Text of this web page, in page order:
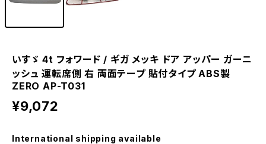
いすゞ 4t フォワード / ギガ メッキ ドア アッパー ガーニ
ッシュ 運転席側 右 両面テープ 貼付タイプ ABS製
ZERO AP-T031
¥9,072
International shipping available